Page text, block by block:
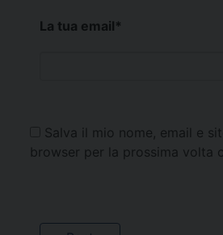
La tua email*
Salva il mio nome, email e
browser per la prossima volta